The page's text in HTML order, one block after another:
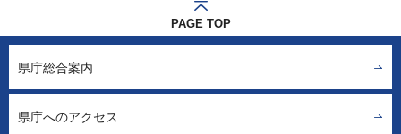
PAGE TOP
県庁総合案内
県庁へのアクセス